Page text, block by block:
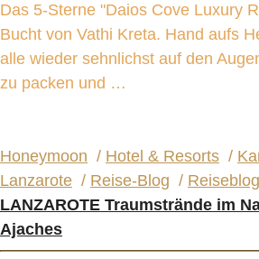
Das 5-Sterne "Daios Cove Luxury
Bucht von Vathi Kreta. Hand aufs
alle wieder sehnlichst auf den
zu packen und …
Honeymoon / Hotel & Resorts /
Lanzarote / Reise-Blog / Reiseblog
LANZAROTE Traumstrände im
Ajaches